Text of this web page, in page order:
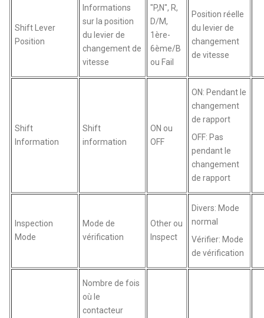
Shift Lever
Position
Informations
sur la position
du levier de
changement de
vitesse
"P,N", R,
D/M,
1ère-
6ème/B
ou Fail
Position réelle
du levier de
changement
de vitesse
Shift
Information
Shift
information
ON ou
OFF
ON: Pendant le
changement
de rapport
OFF: Pas
pendant le
changement
de rapport
Inspection
Mode
Mode de
vérification
Other ou
Inspect
Divers: Mode
normal
Vérifier: Mode
de vérification
Nombre de fois
où le
contacteur